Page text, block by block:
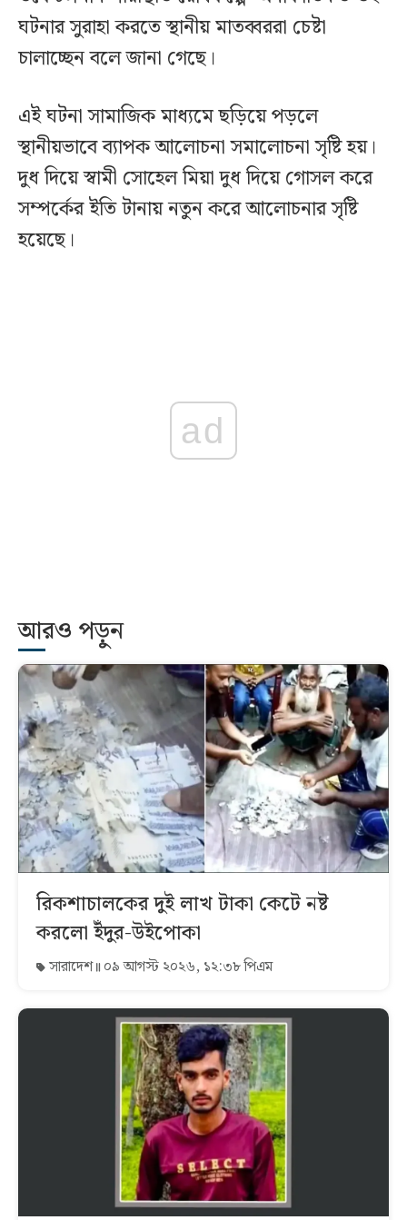
ঘটনার সুরাহা করতে স্থানীয় মাতব্বররা চেষ্টা
চালাচ্ছেন বলে জানা গেছে।
এই ঘটনা সামাজিক মাধ্যমে ছড়িয়ে পড়লে
স্থানীয়ভাবে ব্যাপক আলোচনা সমালোচনা সৃষ্টি হয়।
দুধ দিয়ে স্বামী সোহেল মিয়া দুধ দিয়ে গোসল করে
সম্পর্কের ইতি টানায় নতুন করে আলোচনার সৃষ্টি
হয়েছে।
ad
আরও পড়ুন
রিকশাচালকের দুই লাখ টাকা কেটে নষ্ট
করলো ইঁদুর-উইপোকা
সারাদেশ ০৯ আগস্ট ২০২৬, ১২:৩৮ পিএম